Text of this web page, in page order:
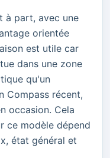
à part, avec une
orientée
est utile car
dans une zone
qu'un
Compass récent,
occasion. Cela
ce modèle dépend
état général et